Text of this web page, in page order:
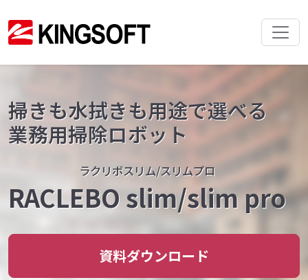
掃きも水拭きも用途で選べる
業務用掃除ロボット
RACLEBO slim/slim pro
ラクリボスリム/スリムプロ
資料ダウンロード